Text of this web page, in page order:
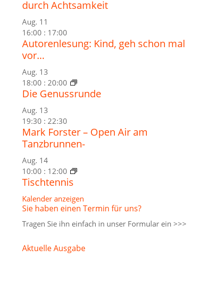
durch Achtsamkeit
Aug. 11
16:00 : 17:00
Autorenlesung: Kind, geh schon mal
vor…
Aug. 13
18:00 : 20:00
Die Genussrunde
Aug. 13
19:30 : 22:30
Mark Forster – Open Air am
Tanzbrunnen-
Aug. 14
10:00 : 12:00
Tischtennis
Kalender anzeigen
Sie haben einen Termin für uns?
Tragen Sie ihn einfach in unser Formular ein >>>
Aktuelle Ausgabe